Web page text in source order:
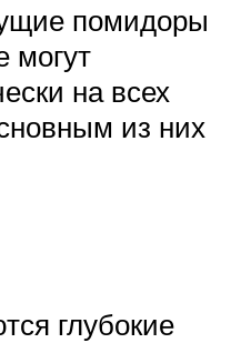
помидоры
могут
на всех
из них
глубокие